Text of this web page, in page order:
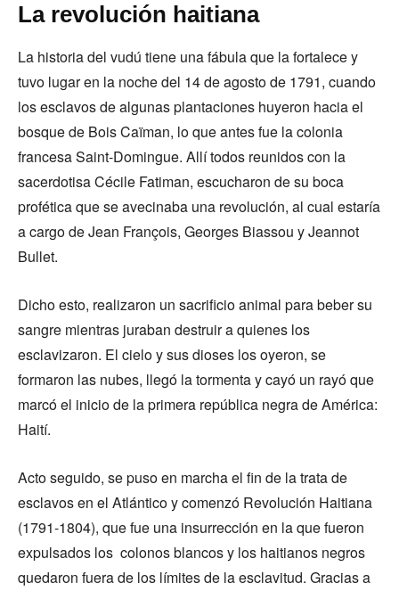
La revolución haitiana
La historia del vudú tiene una fábula que la fortalece y
tuvo lugar en la noche del 14 de agosto de 1791, cuando
los esclavos de algunas plantaciones huyeron hacia el
bosque de Bois Caïman, lo que antes fue la colonia
francesa Saint-Domingue. Allí todos reunidos con la
sacerdotisa Cécile Fatiman, escucharon de su boca
profética que se avecinaba una revolución, al cual estaría
a cargo de Jean François, Georges Biassou y Jeannot
Bullet.
Dicho esto, realizaron un sacrificio animal para beber su
sangre mientras juraban destruir a quienes los
esclavizaron. El cielo y sus dioses los oyeron, se
formaron las nubes, llegó la tormenta y cayó un rayó que
marcó el inicio de la primera república negra de América:
Haití.
Acto seguido, se puso en marcha el fin de la trata de
esclavos en el Atlántico y comenzó Revolución Haitiana
(1791-1804), que fue una insurrección en la que fueron
expulsados los colonos blancos y los haitianos negros
quedaron fuera de los límites de la esclavitud. Gracias a